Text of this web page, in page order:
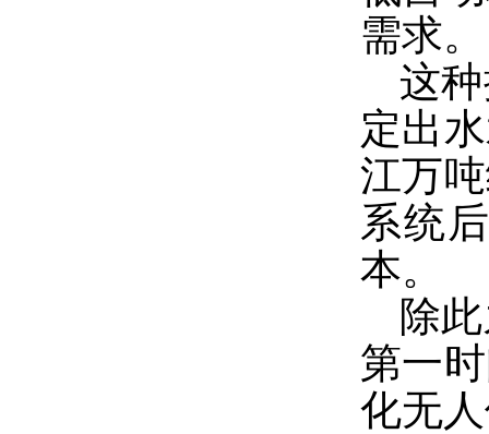
需求。
这
定出
江万
系统
本。
除
第一
化无